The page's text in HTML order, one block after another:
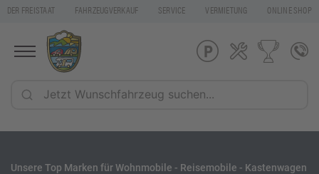
DER FREISTAAT FAHRZEUGVERKAUF SERVICE VERMIETUNG ONLINE SHOP
Unsere Top Marken für Wohnmobile - Reisemobile - Kastenwagen